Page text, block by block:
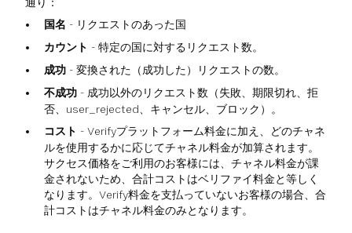
国名 - リクエストのあった国
カウント - 特定の国に対するリクエスト数。
成功 - 変換された（成功した）リクエストの数。
不成功 - 成功以外のリクエスト数（失敗、期限切れ、拒
否、user_rejected、キャンセル、ブロック）。
コスト - Verifyプラットフォーム料金に加え、どのチャネ
ルを使用するかに応じてチャネル料金が加算されます。
サクセス価格をご利用のお客様には、チャネル料金が課
金されないため、合計コストはベリファイ料金と等しく
なります。Verify料金を支払っていないお客様の場合、合
計コストはチャネル料金のみとなります。